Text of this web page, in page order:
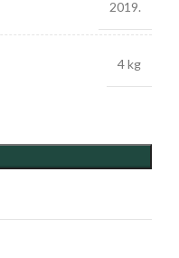
2019.
4 kg